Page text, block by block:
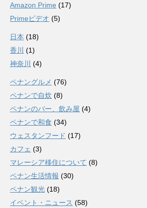
Amazon Prime (17)
Primeビデオ (5)
日本 (18)
香川 (1)
神奈川 (4)
ペナングルメ (76)
ペナンで自炊 (8)
ペナンのバー、飲み屋 (4)
ペナンで和食 (34)
ウェスタンフード (17)
カフェ (3)
マレーシア移住について (8)
ペナン生活情報 (30)
ペナン観光 (18)
イベント・ニュース (58)